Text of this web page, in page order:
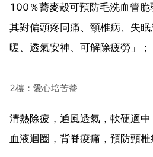
100％蕎麥殼可預防毛洗血管
其對偏頭疼同痛、頸椎病、失
暖、透氣安神、可解除疲勞」；
2樓：愛心培苦蕎
清熱除疲，通風透氣，軟硬適
血液迴圈，背脊痠痛，預防頸椎